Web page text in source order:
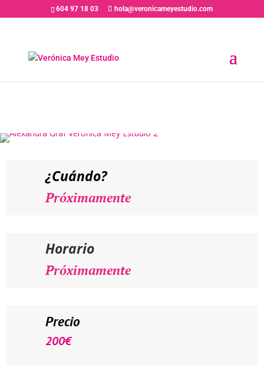
604 97 18 03 hola@veronicameyestudio.com
PRÓXIMAMENTE //
ALEXANDRA GRAF – Curso de
¿Cuándo?
Próximamente
Horario
Próximamente
Precio
200€